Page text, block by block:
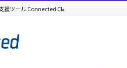
援ツール Connected CI®